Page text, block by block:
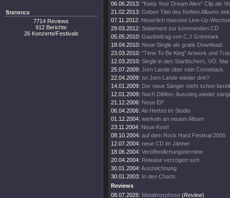
Statistics
7714 Reviews
912 Berichte
26 Konzerte/Festivals
06.06.2013: "Keep Your Dream Alive" Clip als
21.02.2013: Geben Titel des fünften Albums
07.11.2012: Neuerlich massive Line-Up
29.03.2012: Statement zur kommenden CD
05.05.2010: Gastbeitrag von C.J Grimmark
18.04.2010: Neue Single als gratis Download.
23.03.2010: "Time To Be King" Artwork und
12.03.2010: Single in den Startlöchern, VÖ: Mai
25.07.2009: Jorn Lande über sein Comeback.
22.04.2009: Ist Jorn Lande wieder drin?
14.01.2009: Der neue Sänger steht schon
12.01.2009: Nach DiMeo- Ausstieg wieder
21.12.2006: Neue EP
06.04.2006: Ab Herbst im Studio
01.12.2004: werkeln an neuem Album
23.11.2004: Neue Kost!
08.10.2004: auf dem Rock Hard Festival 2005
12.07.2004: neue CD im Jänner
18.06.2004: Veröffentlichungstermine
20.04.2004: Release verzögert sich
30.01.2004: Auszeichnung
30.01.2003: In den Charts
Reviews
08.07.2026: Metalmorphose (Review)